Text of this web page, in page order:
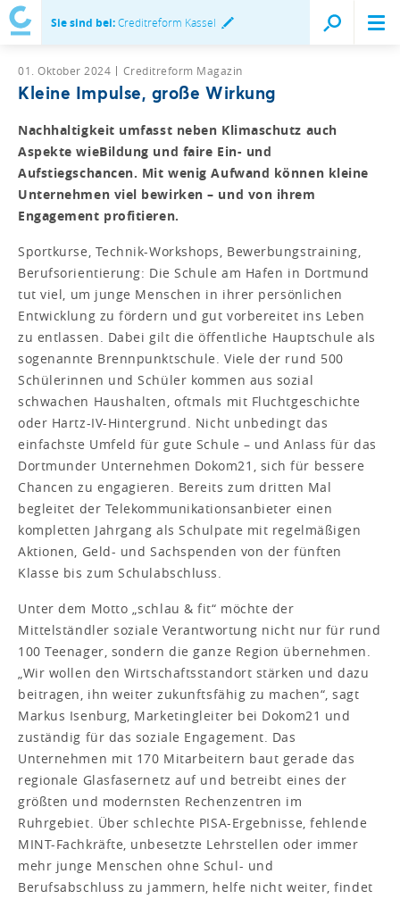
Sie sind bei:Creditreform Kassel
01. Oktober 2024 Creditreform Magazin
Kleine Impulse, große Wirkung
Nachhaltigkeit umfasst neben Klimaschutz auch
Aspekte wieBildung und faire Ein- und
Aufstiegschancen. Mit wenig Aufwand können kleine
Unternehmen viel bewirken – und von ihrem
Engagement profitieren.
Sportkurse, Technik-Workshops, Bewerbungstraining,
Berufsorientierung: Die Schule am Hafen in Dortmund
tut viel, um junge Menschen in ihrer persönlichen
Entwicklung zu fördern und gut vorbereitet ins Leben
zu entlassen. Dabei gilt die öffentliche Hauptschule als
sogenannte Brennpunktschule. Viele der rund 500
Schülerinnen und Schüler kommen aus sozial
schwachen Haushalten, oftmals mit Fluchtgeschichte
oder Hartz-IV-Hintergrund. Nicht unbedingt das
einfachste Umfeld für gute Schule – und Anlass für das
Dortmunder Unternehmen Dokom21, sich für bessere
Chancen zu engagieren. Bereits zum dritten Mal
begleitet der Telekommunikationsanbieter einen
kompletten Jahrgang als Schulpate mit regelmäßigen
Aktionen, Geld- und Sachspenden von der fünften
Klasse bis zum Schulabschluss.
Unter dem Motto „schlau & fit“ möchte der
Mittelständler soziale Verantwortung nicht nur für rund
100 Teenager, sondern die ganze Region übernehmen.
„Wir wollen den Wirtschaftsstandort stärken und dazu
beitragen, ihn weiter zukunftsfähig zu machen“, sagt
Markus Isenburg, Marketingleiter bei Dokom21 und
zuständig für das soziale Engagement. Das
Unternehmen mit 170 Mitarbeitern baut gerade das
regionale Glasfasernetz auf und betreibt eines der
größten und modernsten Rechenzentren im
Ruhrgebiet. Über schlechte PISA-Ergebnisse, fehlende
MINT-Fachkräfte, unbesetzte Lehrstellen oder immer
mehr junge Menschen ohne Schul- und
Berufsabschluss zu jammern, helfe nicht weiter, findet